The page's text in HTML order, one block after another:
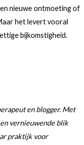
nieuwe ontmoeting of
het levert vooral
bijkomstigheid.
en blogger. Met
vernieuwende blik
praktijk voor